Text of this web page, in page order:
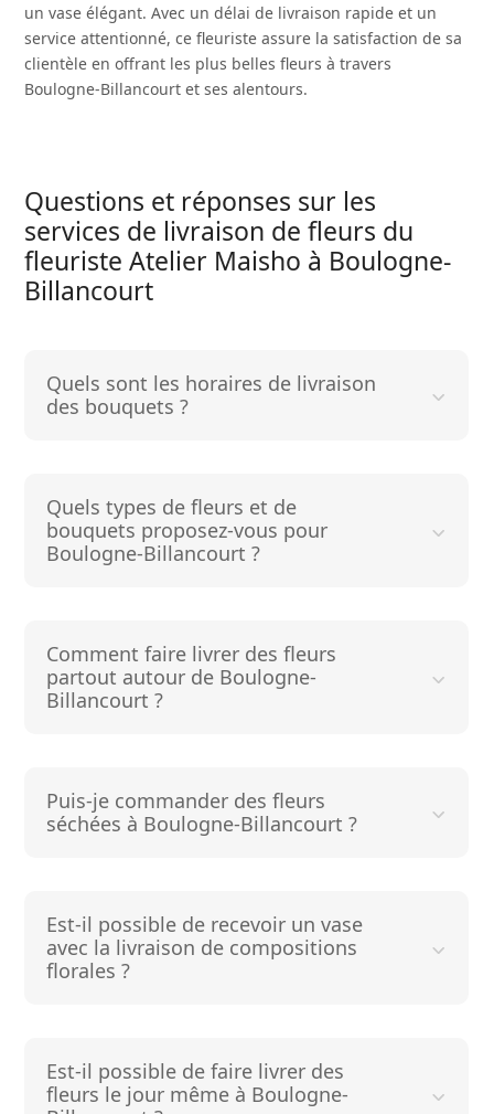
un vase élégant. Avec un délai de livraison rapide et un
service attentionné, ce fleuriste assure la satisfaction de sa
clientèle en offrant les plus belles fleurs à travers
Boulogne-Billancourt et ses alentours.
Questions et réponses sur les
services de livraison de fleurs du
fleuriste Atelier Maisho à Boulogne-
Billancourt
Quels sont les horaires de livraison
des bouquets ?
Quels types de fleurs et de
bouquets proposez-vous pour
Boulogne-Billancourt ?
Comment faire livrer des fleurs
partout autour de Boulogne-
Billancourt ?
Puis-je commander des fleurs
séchées à Boulogne-Billancourt ?
Est-il possible de recevoir un vase
avec la livraison de compositions
florales ?
Est-il possible de faire livrer des
fleurs le jour même à Boulogne-